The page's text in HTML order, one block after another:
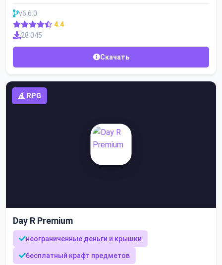
v6.6.0
4.4
28 045
Скачать
RPG
Day R Premium
неограниченные деньги и крышки
бесплатный крафт предметов